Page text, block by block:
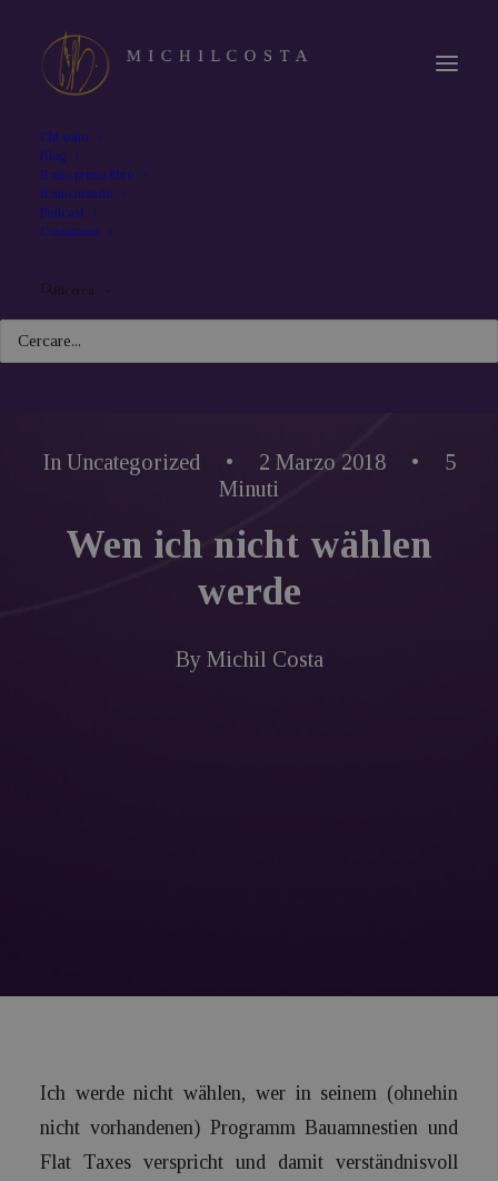
Chi sono
Blog
Il mio primo libro
Il mio mondo
Podcast
Contattami
Ricerca
In Uncategorized • 2 Marzo 2018 •
5
Minuti
Wen ich nicht wählen
werde
By Michil Costa
Ich werde nicht wählen, wer in seinem (ohnehin
nicht vorhandenen) Programm Bauamnestien und
Flat Taxes verspricht und damit verständnisvoll